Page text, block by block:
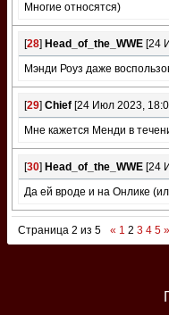
Многие относятся)
[28] Head_of_the_WWE [24
Мэнди Роуз даже
[29] Chief [24 Июл 2023,
Мне кажется Менди в
[30] Head_of_the_WWE [24
Да ей вроде и на Онлике
Страница 2 из 5 « 1 2 3 4 5 »